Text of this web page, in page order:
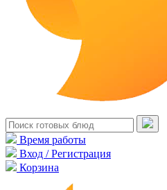
Время работы
Вход / Регистрация
Корзина